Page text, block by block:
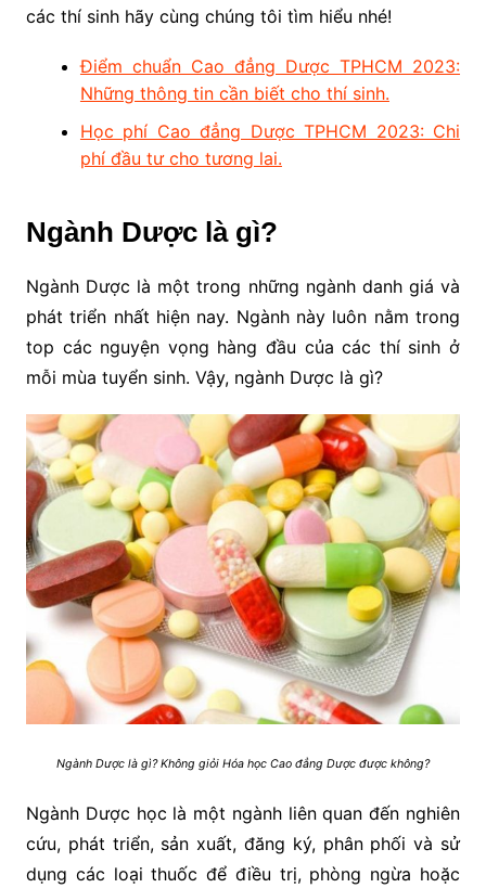
các thí sinh hãy cùng chúng tôi tìm hiểu nhé!
Điểm chuẩn Cao đẳng Dược TPHCM 2023:
Những thông tin cần biết cho thí sinh.
Học phí Cao đẳng Dược TPHCM 2023: Chi
phí đầu tư cho tương lai.
Ngành Dược là gì?
Ngành Dược là một trong những ngành danh giá và
phát triển nhất hiện nay. Ngành này luôn nằm trong
top các nguyện vọng hàng đầu của các thí sinh ở
mỗi mùa tuyển sinh. Vậy, ngành Dược là gì?
Ngành Dược là gì? Không giỏi Hóa học Cao đẳng Dược được không?
Ngành Dược học là một ngành liên quan đến nghiên
cứu, phát triển, sản xuất, đăng ký, phân phối và sử
dụng các loại thuốc để điều trị, phòng ngừa hoặc